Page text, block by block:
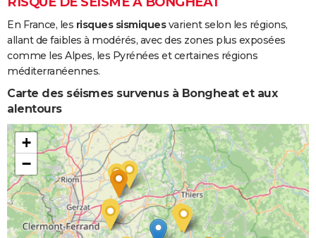
En France, les risques sismiquesvarient selon les régions,
allant de faibles à modérés, avec des zones plus exposées
comme les Alpes, les Pyrénées et certaines régions
méditerranéennes.
Carte des séismes survenus à Bongheat et aux
alentours
+
−